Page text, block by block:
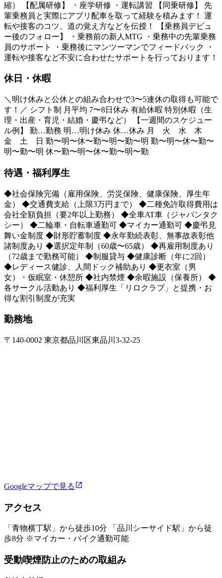
縮） 【配属研修】 ・座学研修 ・運転講習 【同乗研修】 先
輩乗務員と実際にアプリ配車を取って経験を積みます！ 運
転や接客のコツ、道の覚え方などを伝授！ 【乗務員デビュ
ー後のフォロー】 ・乗務前の新人MTG ・乗務中の先輩乗務
員のサポート ・乗務後にマンツーマンでフィードバック ・
運転や接客など不安に合わせたサポートを行っております！
休日・休暇
＼明け休みと公休との組み合わせで3〜5連休の取得も可能で
す！／ シフト制 月平均 7〜8日休み 有給休暇 特別休暇（生
理・出産・育児・結婚・慶弔など） 【一週間のスケジュー
ル例】 勤…勤務 明…明け休み 休…休み 月 火 水 木
金 土 日 勤〜明〜休〜勤〜明〜勤〜明 勤〜明〜休〜勤〜
明〜勤〜明 休〜勤〜明〜休〜勤〜明〜勤
待遇・福利厚生
◆社会保険完備（雇用保険、労災保険、健康保険、厚生年
金） ◆交通費支給（上限3万円まで） ◆二種免許取得費用は
会社全額負担（要2年以上勤務） ◆全車AT車（ジャパンタク
シー） ◆二輪車・自転車通勤可 ◆マイカー通勤可 ◆慶弔見
舞い金制度 ◆財形貯蓄制度 ◆永年勤続表彰、無事故表彰他
諸制度あり ◆選択定年制（60歳〜65歳） ◆再雇用制度あり
（72歳まで勤務可能） ◆制服貸与 ◆健康診断（年に2回）
◆レディース健診、人間ドック補助あり ◆更衣室（男
女）・仮眠室・休憩所 ◆社内禁煙 ◆余暇施設（保養所） ◆
各サークル活動あり ◆福利厚生「リロクラブ」と提携・お
得な割引制度が充実
勤務地
〒140-0002 東京都品川区東品川3-32-25
Googleマップで見る
アクセス
「青物横丁駅」から徒歩10分 「品川シーサイド駅」から徒
歩8分 ※マイカー・バイク通勤可能
受動喫煙防止のための取組み